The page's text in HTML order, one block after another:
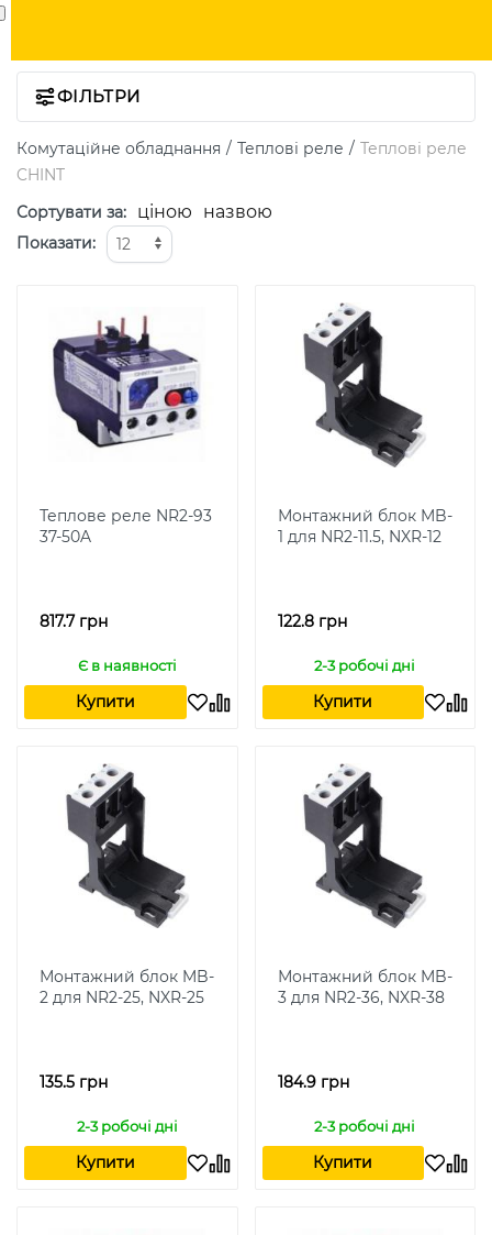
ФІЛЬТРИ
Комутаційне обладнання Теплові реле
Теплові реле
CHINT
Сортувати за: ціною назвою
Показати:
Теплове реле NR2-93
37-50A
817.7 грн
Є в наявності
Купити
Монтажний блок MB-
1 для NR2-11.5, NXR-12
122.8 грн
2-3 робочі дні
Купити
Монтажний блок MB-
2 для NR2-25, NXR-25
135.5 грн
2-3 робочі дні
Купити
Монтажний блок MB-
3 для NR2-36, NXR-38
184.9 грн
2-3 робочі дні
Купити